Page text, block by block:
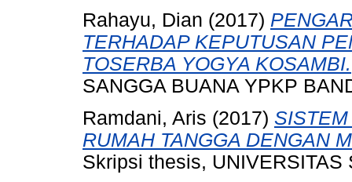
Rahayu, Dian (2017)
TERHADAP KEPUTUSAN
TOSERBA YOGYA KOSAMBI.
SANGGA BUANA YPKP
Ramdani, Aris (2017)
RUMAH TANGGA DENGAN
Skripsi thesis, UNIVERSITAS